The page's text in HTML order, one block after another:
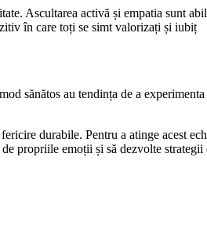
Ascultarea activă și empatia sunt
în care toți se simt valorizați și iubiț
sănătos au tendința de a
durabile. Pentru a atinge acest
propriile emoții și să dezvolte strategii